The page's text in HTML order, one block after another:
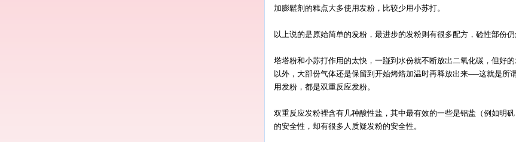
加膨鬆剂的糕点大多使用发粉，比较少用小苏打。
以上说的是原始简单的发粉，最进步的发粉则有很多配方，硷性部份
塔塔粉和小苏打作用的太快，一踫到水份就不断放出二氧化碳，但好
以外，大部份气体还是保留到开始烤焙加温时再释放出来──这就是所
用发粉，都是双重反应发粉。
双重反应发粉裡含有几种酸性盐，其中最有效的一些是铝盐（例如明
的安全性，却有很多人质疑发粉的安全性。